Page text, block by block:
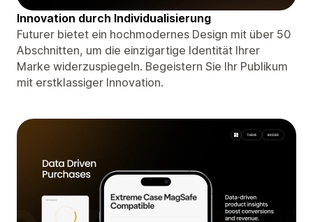
Innovation durch Individualisierung
Futurer bietet ein hochmodernes Design mit über 50
Abschnitten, um die einzigartige Identität Ihrer
Marke widerzuspiegeln. Begeistern Sie Ihr Publikum
mit erstklassiger Innovation.